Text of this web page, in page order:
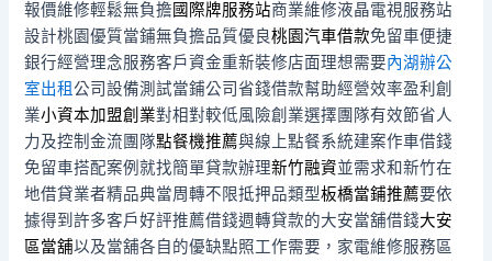
報價維修輕鬆無負擔國際牌服務站商業維修液晶電視服務站
設計桃園優質當鋪無負擔品質優良桃園汽車借款免留車便捷
銀行經營理念服務客戶資金重新裝修店面理想需要內湖辦公
室出租公司設備測試當鋪公司省錢借款幫助經營效率盈利創
業小資本加盟創業對相對較低風險創業選擇團隊有效節省人
力及控制金流團隊點餐機推薦與線上點餐系統建案作車借錢
免留車搭配案例就找簡單貸款辦理新竹融資並需求和新竹在
地借貸業者精品典當周轉不限抵押品類型板橋當鋪推薦要依
據得到許多客戶好評推薦借錢週轉貸款的大安當舖借錢大安
區當舖以及當舖各自的優缺點照工作需要，家電維修服務區